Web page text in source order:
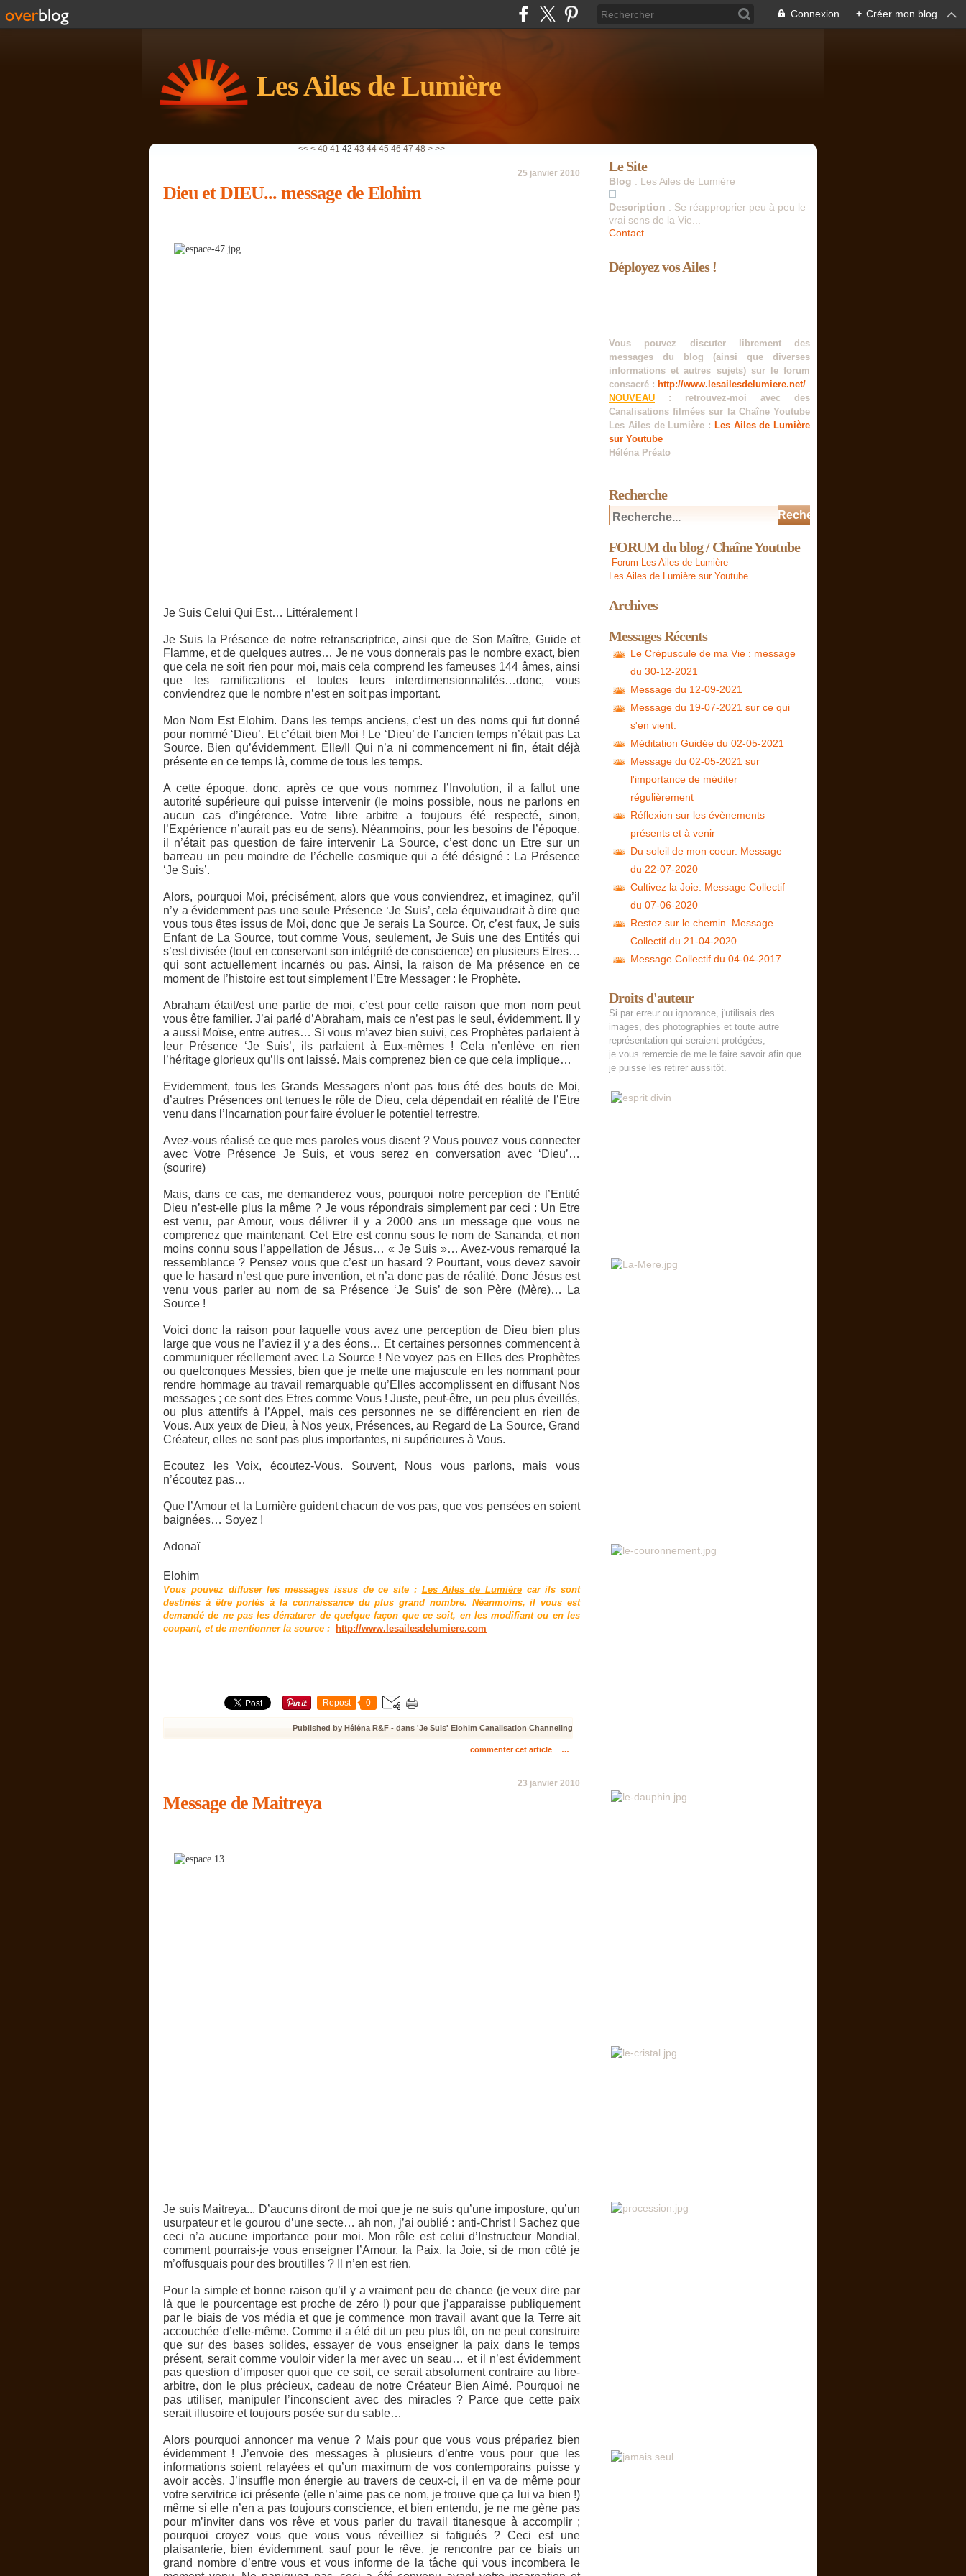
Connexion + Créer mon blog
Les Ailes de Lumière
<< < 10
20
30
40 41 42 43 44 45 46 47 48 > >>
25 janvier 2010
Dieu et DIEU... message de Elohim
Je Suis Celui Qui Est… Littéralement !
Je Suis la Présence de notre retranscriptrice, ainsi que de Son Maître, Guide et
Flamme, et de quelques autres… Je ne vous donnerais pas le nombre exact, bien
que cela ne soit rien pour moi, mais cela comprend les fameuses 144 âmes, ainsi
que les ramifications et toutes leurs interdimensionnalités…donc, vous
conviendrez que le nombre n’est en soit pas important.
Mon Nom Est Elohim. Dans les temps anciens, c’est un des noms qui fut donné
pour nommé ‘Dieu’. Et c’était bien Moi ! Le ‘Dieu’ de l’ancien temps n’était pas La
Source. Bien qu’évidemment, Elle/Il Qui n’a ni commencement ni fin, était déjà
présente en ce temps là, comme de tous les temps.
A cette époque, donc, après ce que vous nommez l’Involution, il a fallut une
autorité supérieure qui puisse intervenir (le moins possible, nous ne parlons en
aucun cas d’ingérence. Votre libre arbitre a toujours été respecté, sinon,
l’Expérience n’aurait pas eu de sens). Néanmoins, pour les besoins de l’époque,
il n’était pas question de faire intervenir La Source, c’est donc un Etre sur un
barreau un peu moindre de l’échelle cosmique qui a été désigné : La Présence
‘Je Suis’.
Alors, pourquoi Moi, précisément, alors que vous conviendrez, et imaginez, qu’il
n’y a évidemment pas une seule Présence ‘Je Suis’, cela équivaudrait à dire que
vous tous êtes issus de Moi, donc que Je serais La Source. Or, c’est faux, Je suis
Enfant de La Source, tout comme Vous, seulement, Je Suis une des Entités qui
s’est divisée (tout en conservant son intégrité de conscience) en plusieurs Etres…
qui sont actuellement incarnés ou pas. Ainsi, la raison de Ma présence en ce
moment de l’histoire est tout simplement l’Etre Messager : le Prophète.
Abraham était/est une partie de moi, c’est pour cette raison que mon nom peut
vous être familier. J’ai parlé d’Abraham, mais ce n’est pas le seul, évidemment. Il y
a aussi Moïse, entre autres… Si vous m’avez bien suivi, ces Prophètes parlaient à
leur Présence ‘Je Suis’, ils parlaient à Eux-mêmes ! Cela n’enlève en rien
l’héritage glorieux qu’Ils ont laissé. Mais comprenez bien ce que cela implique…
Evidemment, tous les Grands Messagers n’ont pas tous été des bouts de Moi,
d’autres Présences ont tenues le rôle de Dieu, cela dépendait en réalité de l’Etre
venu dans l’Incarnation pour faire évoluer le potentiel terrestre.
Avez-vous réalisé ce que mes paroles vous disent ? Vous pouvez vous connecter
avec Votre Présence Je Suis, et vous serez en conversation avec ‘Dieu’…
(sourire)
Mais, dans ce cas, me demanderez vous, pourquoi notre perception de l’Entité
Dieu n’est-elle plus la même ? Je vous répondrais simplement par ceci : Un Etre
est venu, par Amour, vous délivrer il y a 2000 ans un message que vous ne
comprenez que maintenant. Cet Etre est connu sous le nom de Sananda, et non
moins connu sous l’appellation de Jésus… « Je Suis »… Avez-vous remarqué la
ressemblance ? Pensez vous que c’est un hasard ? Pourtant, vous devez savoir
que le hasard n’est que pure invention, et n’a donc pas de réalité. Donc Jésus est
venu vous parler au nom de sa Présence ‘Je Suis’ de son Père (Mère)… La
Source !
Voici donc la raison pour laquelle vous avez une perception de Dieu bien plus
large que vous ne l’aviez il y a des éons… Et certaines personnes commencent à
communiquer réellement avec La Source ! Ne voyez pas en Elles des Prophètes
ou quelconques Messies, bien que je mette une majuscule en les nommant pour
rendre hommage au travail remarquable qu’Elles accomplissent en diffusant Nos
messages ; ce sont des Etres comme Vous ! Juste, peut-être, un peu plus éveillés,
ou plus attentifs à l’Appel, mais ces personnes ne se différencient en rien de
Vous. Aux yeux de Dieu, à Nos yeux, Présences, au Regard de La Source, Grand
Créateur, elles ne sont pas plus importantes, ni supérieures à Vous.
Ecoutez les Voix, écoutez-Vous. Souvent, Nous vous parlons, mais vous
n’écoutez pas…
Que l’Amour et la Lumière guident chacun de vos pas, que vos pensées en soient
baignées… Soyez !
Adonaï
Elohim
Vous pouvez diffuser les messages issus de ce site : Les Ailes de Lumièrecar ils sont
destinés à être portés à la connaissance du plus grand nombre. Néanmoins, il vous est
demandé de ne pas les dénaturer de quelque façon que ce soit, en les modifiant ou en les
coupant, et de mentionner la source :
http://www.lesailesdelumiere.com
Repost 0
Published by Héléna R&F - dans 'Je Suis' Elohim Canalisation Channeling
commenter cet article …
23 janvier 2010
Message de Maitreya
Je suis Maitreya... D’aucuns diront de moi que je ne suis qu’une imposture, qu’un
usurpateur et le gourou d’une secte… ah non, j’ai oublié : anti-Christ ! Sachez que
ceci n’a aucune importance pour moi. Mon rôle est celui d’Instructeur Mondial,
comment pourrais-je vous enseigner l’Amour, la Paix, la Joie, si de mon côté je
m’offusquais pour des broutilles ? Il n’en est rien.
Pour la simple et bonne raison qu’il y a vraiment peu de chance (je veux dire par
là que le pourcentage est proche de zéro !) pour que j’apparaisse publiquement
par le biais de vos média et que je commence mon travail avant que la Terre ait
accouchée d’elle-même. Comme il a été dit un peu plus tôt, on ne peut construire
que sur des bases solides, essayer de vous enseigner la paix dans le temps
présent, serait comme vouloir vider la mer avec un seau… et il n’est évidemment
pas question d’imposer quoi que ce soit, ce serait absolument contraire au libre-
arbitre, don le plus précieux, cadeau de notre Créateur Bien Aimé. Pourquoi ne
pas utiliser, manipuler l’inconscient avec des miracles ? Parce que cette paix
serait illusoire et toujours posée sur du sable…
Alors pourquoi annoncer ma venue ? Mais pour que vous vous prépariez bien
évidemment ! J’envoie des messages à plusieurs d’entre vous pour que les
informations soient relayées et qu’un maximum de vos contemporains puisse y
avoir accès. J’insuffle mon énergie au travers de ceux-ci, il en va de même pour
votre servitrice ici présente (elle n’aime pas ce nom, je trouve que ça lui va bien !)
même si elle n’en a pas toujours conscience, et bien entendu, je ne me gène pas
pour m’inviter dans vos rêve et vous parler du travail titanesque à accomplir ;
pourquoi croyez vous que vous vous réveilliez si fatigués ? Ceci est une
plaisanterie, bien évidemment, sauf pour le rêve, je rencontre par ce biais un
grand nombre d’entre vous et vous informe de la tâche qui vous incombera le
Le Site
Blog : Les Ailes de Lumière
Description : Se réapproprier peu à peu le
vrai sens de la Vie...
Contact
Déployez vos Ailes !
Vous pouvez discuter librement des
messages du blog (ainsi que diverses
informations et autres sujets) sur le forum
consacré : http://www.lesailesdelumiere.net/
NOUVEAU : retrouvez-moi avec des
Canalisations filmées sur la Chaîne Youtube
Les Ailes de Lumière : Les Ailes de Lumière
sur Youtube
Héléna Préato
Recherche
FORUM du blog / Chaîne Youtube
Forum Les Ailes de Lumière
Les Ailes de Lumière sur Youtube
Archives
Messages Récents
Le Crépuscule de ma Vie : message
du 30-12-2021
Message du 12-09-2021
Message du 19-07-2021 sur ce qui
s'en vient.
Méditation Guidée du 02-05-2021
Message du 02-05-2021 sur
l'importance de méditer
régulièrement
Réflexion sur les évènements
présents et à venir
Du soleil de mon coeur. Message
du 22-07-2020
Cultivez la Joie. Message Collectif
du 07-06-2020
Restez sur le chemin. Message
Collectif du 21-04-2020
Message Collectif du 04-04-2017
Droits d'auteur
Si par erreur ou ignorance, j'utilisais des
images, des photographies et toute autre
représentation qui seraient protégées,
je vous remercie de me le faire savoir afin que
je puisse les retirer aussitôt.